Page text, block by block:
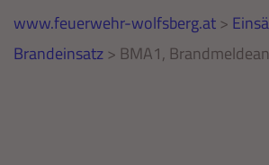
www.feuerwehr-wolfsberg.at >
Brandeinsatz > BMA1,